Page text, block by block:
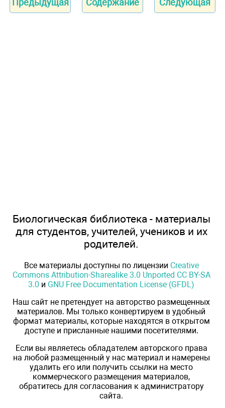
Предыдущая Содержание Следующая
Биологическая библиотека - материалы
для студентов, учителей, учеников и их
родителей.
Все материалы доступны по лицензии Creative
Commons Attribution-Sharealike 3.0 Unported CC BY-SA
3.0 и GNU Free Documentation License (GFDL)
Наш сайт не претендует на авторство размещенных
материалов. Мы только конвертируем в удобный
формат материалы, которые находятся в открытом
доступе и присланные нашими посетителями.
Если вы являетесь обладателем авторского права
на любой размещенный у нас материал и намерены
удалить его или получить ссылки на место
коммерческого размещения материалов,
обратитесь для согласования к администратору
сайта.